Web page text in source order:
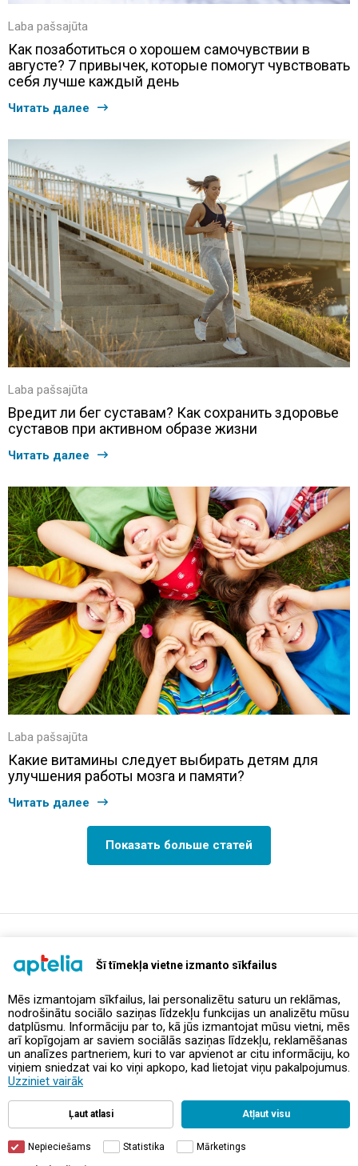
Šī tīmekļa vietne izmanto sīkfailus
Mēs izmantojam sīkfailus, lai personalizētu saturu un reklāmas,
nodrošinātu sociālo saziņas līdzekļu funkcijas un analizētu mūsu
datplūsmu. Informāciju par to, kā jūs izmantojat mūsu vietni, mēs
arī kopīgojam ar saviem sociālās saziņas līdzekļu, reklamēšanas
un analīzes partneriem, kuri to var apvienot ar citu informāciju, ko
viņiem sniedzat vai ko viņi apkopo, kad lietojat viņu pakalpojumus.
Uzziniet vairāk
Ļaut atlasi Atļaut visu
Nepieciešams Statistika Mārketings
Laba pašsajūta
Как позаботиться о хорошем самочувствии в
августе? 7 привычек, которые помогут чувствовать
себя лучше каждый день
Читать далее
Laba pašsajūta
Вредит ли бег суставам? Как сохранить здоровье
суставов при активном образе жизни
Читать далее
Laba pašsajūta
Какие витамины следует выбирать детям для
улучшения работы мозга и памяти?
Читать далее
Показать больше статей
Предложения и акции
Контакты